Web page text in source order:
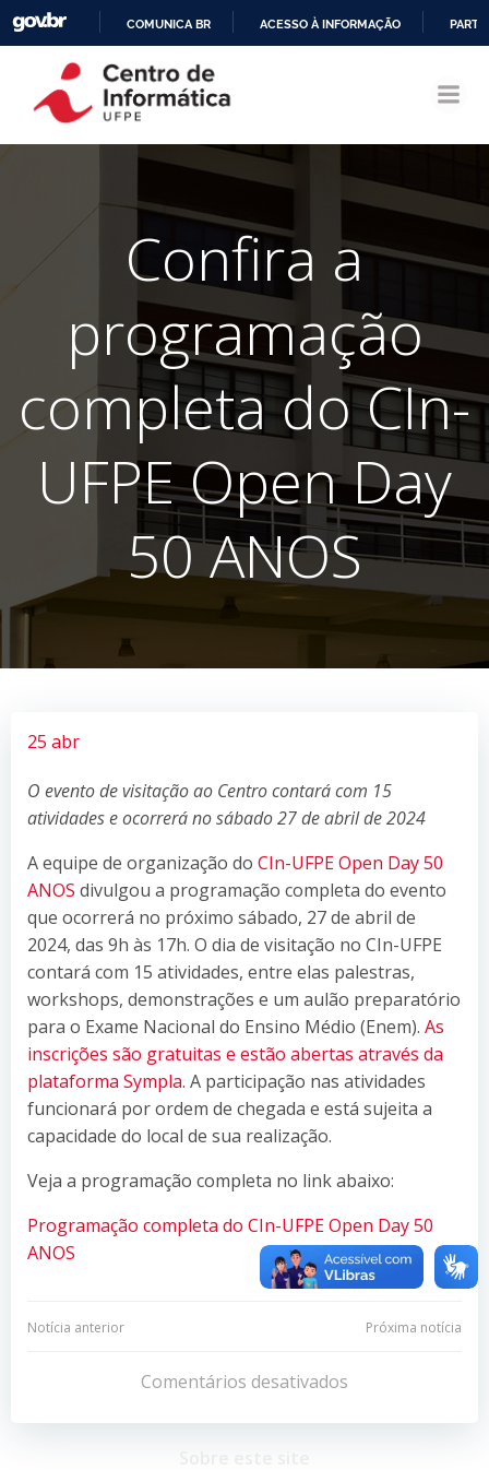
CONTEÚDO
COMUNICA BR ACESSO À INFORMAÇÃO
Confira a
programação
completa do CIn-
UFPE Open Day
50 ANOS
25 abr
O evento de visitação ao Centro contará com 15
atividades e ocorrerá no sábado 27 de abril de 2024
A equipe de organização do CIn-UFPE Open Day 50
ANOS divulgou a programação completa do evento
que ocorrerá no próximo sábado, 27 de abril de
2024, das 9h às 17h. O dia de visitação no CIn-UFPE
contará com 15 atividades, entre elas palestras,
workshops, demonstrações e um aulão preparatório
para o Exame Nacional do Ensino Médio (Enem). As
inscrições são gratuitas e estão abertas através da
plataforma Sympla. A participação nas atividades
funcionará por ordem de chegada e está sujeita a
capacidade do local de sua realização.
Veja a programação completa no link abaixo:
Programação completa do CIn-UFPE Open Day 50
ANOS
Navegação
Post
Notícia anterior
Navegação
de
Post
Próxima notícia
Comentários desativados